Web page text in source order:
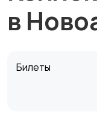
в
Билеты